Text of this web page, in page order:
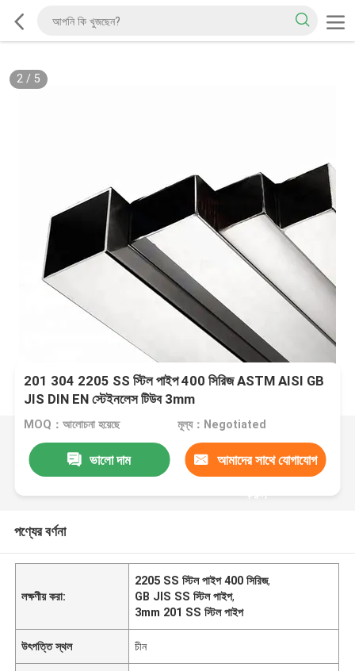
2/ 5
201 304 2205 SS স্টিল পাইপ 400 সিরিজ ASTM AISI GB
JIS DIN EN স্টেইনলেস টিউব 3mm
MOQ：আলোচনা হয়েছে মূল্য：Negotiated
ভালো দাম আমাদের সাথে যোগাযোগ
করুন
পণ্যের বর্ণনা
লক্ষণীয় করা:
2205 SS স্টিল পাইপ 400 সিরিজ,
GB JIS SS স্টিল পাইপ,
3mm 201 SS স্টিল পাইপ
উৎপত্তি স্থল চীন